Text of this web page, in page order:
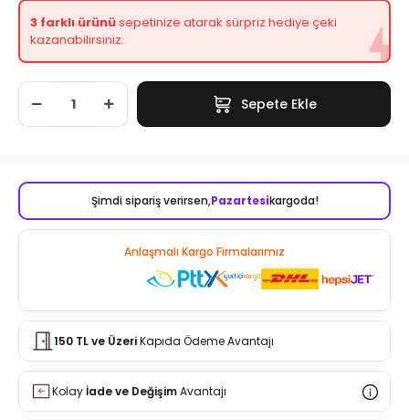
3 farklı ürünüsepetinize atarak sürpriz hediye çeki
kazanabilirsiniz.
Sepete Ekle
Şimdi sipariş verirsen,Pazartesikargoda!
Anlaşmalı Kargo Firmalarımız
150 TL ve ÜzeriKapıda Ödeme Avantajı
Kolayİade ve DeğişimAvantajı